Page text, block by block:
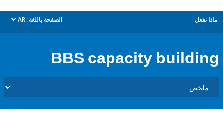
الصفحة باللغة: AR
dropdown
BBS capacity